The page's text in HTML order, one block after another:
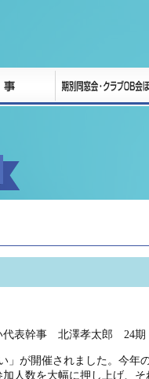
代表幹事 北澤孝太郎 24期
」が開催されました。今年
人数を大幅に押し上げ、そ